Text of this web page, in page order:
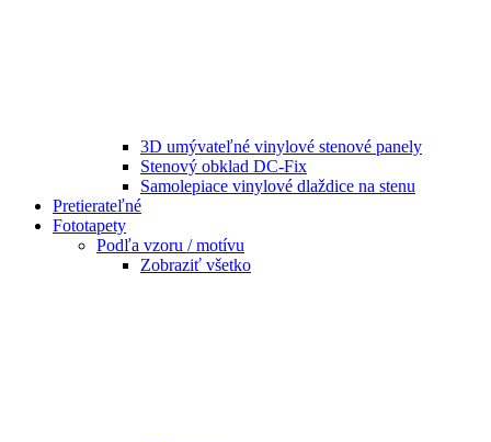
3D umývateľné vinylové stenové panely
Stenový obklad DC-Fix
Samolepiace vinylové dlaždice na stenu
Pretierateľné
Fototapety
Podľa vzoru / motívu
Zobraziť všetko